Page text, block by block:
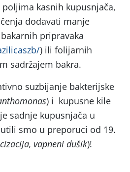
kasnih kupusnjača,
dodavati manje
pripravaka
) ili folijarnih
sadržajem bakra.
suzbijanje bakterijske
) i kupusne kile
sadnje kupusnjača u
smo u preporuci od 19.
vapneni dušik)!